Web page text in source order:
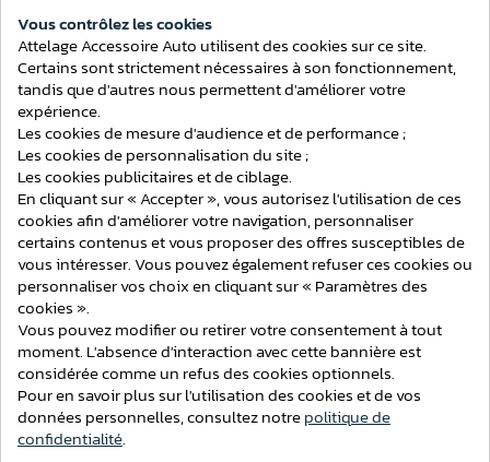
Faisceau inclus
Faisceau
A choisir dans le menu
ATTELAGES
Vous contrôlez les cookies
Attelage Accessoire Auto utilisent des cookies sur ce site.
Certains sont strictement nécessaires à son fonctionnement,
tandis que d'autres nous permettent d'améliorer votre
expérience.
Les cookies de mesure d'audience et de performance ;
Les cookies de personnalisation du site ;
Les cookies publicitaires et de ciblage.
En cliquant sur « Accepter », vous autorisez l'utilisation de ces
cookies afin d'améliorer votre navigation, personnaliser
certains contenus et vous proposer des offres susceptibles de
vous intéresser. Vous pouvez également refuser ces cookies ou
personnaliser vos choix en cliquant sur « Paramètres des
cookies ».
Vous pouvez modifier ou retirer votre consentement à tout
moment. L'absence d'interaction avec cette bannière est
considérée comme un refus des cookies optionnels.
Pour en savoir plus sur l'utilisation des cookies et de vos
données personnelles, consultez notrepolitique de
confidentialité.